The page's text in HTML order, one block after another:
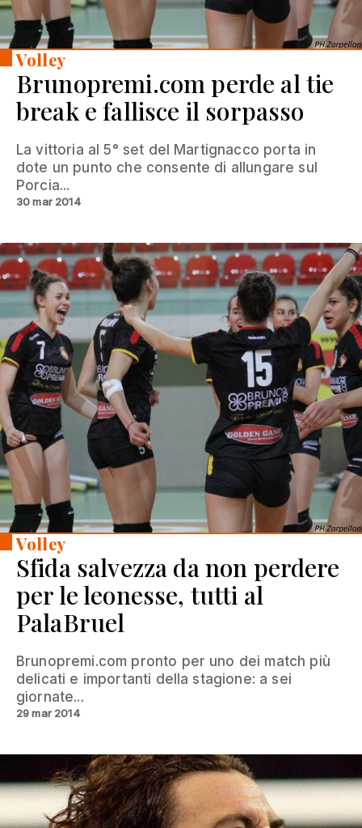
Volley
Brunopremi.com perde al tie
break e fallisce il sorpasso
La vittoria al 5° set del Martignacco porta in
dote un punto che consente di allungare sul
Porcia...
30 mar 2014
Volley
Sfida salvezza da non perdere
per le leonesse, tutti al
PalaBruel
Brunopremi.com pronto per uno dei match più
delicati e importanti della stagione: a sei
giornate...
29 mar 2014